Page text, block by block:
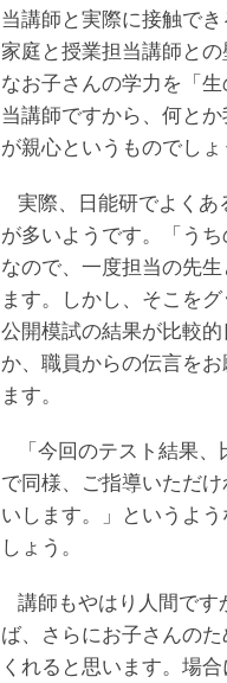
当講師と実際に接触で
家庭と授業担当講師と
なお子さんの学力を「
当講師ですから、何と
が親心というものでし
実際、日能研でよく
が多いようです。「う
なので、一度担当の先
ます。しかし、そこを
公開模試の結果が比較
か、職員からの伝言を
ます。
「今回のテスト結果
で同様、ご指導いただ
いします。」というよ
しょう。
講師もやはり人間で
ば、さらにお子さんの
くれると思います。場